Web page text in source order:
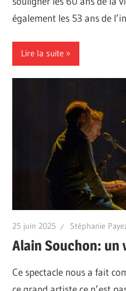
également les 53 ans de
Lire la suite
25 juin 2025 Stéphanie
Alain Souchon: un
Ce spectacle nous a fait